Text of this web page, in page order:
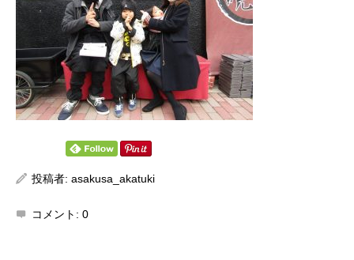
投稿者: asakusa_akatuki
コメント: 0